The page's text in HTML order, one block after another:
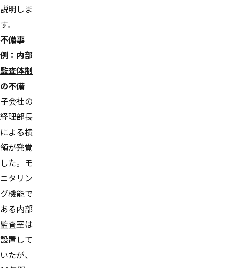
説明しま
す。
不備事
例：内部
監査体制
の不備
子会社の
経理部長
による横
領が発覚
した。モ
ニタリン
グ機能で
ある内部
監査室は
設置して
いたが、